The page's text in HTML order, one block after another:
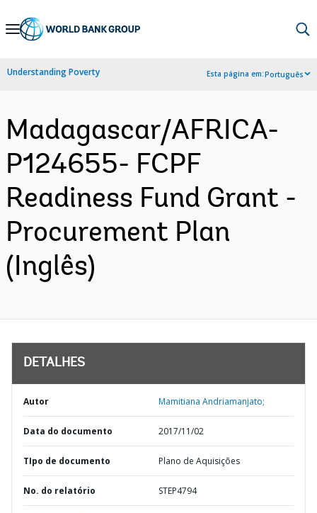
Skip
Navigation
Understanding Poverty Esta página em:Português
Madagascar/AFRICA-
P124655- FCPF
Readiness Fund Grant -
Procurement Plan
(Inglês)
DETALHES
Autor Mamitiana Andriamanjato;
Data do documento 2017/11/02
TIpo de documento Plano de Aquisições
No. do relatório STEP4794